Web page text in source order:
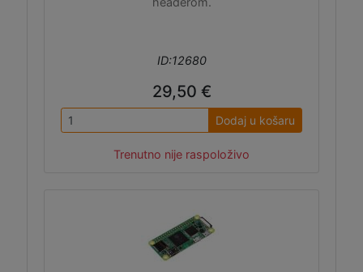
ID:12680
29,50 €
Dodaj u košaru
Trenutno nije raspoloživo